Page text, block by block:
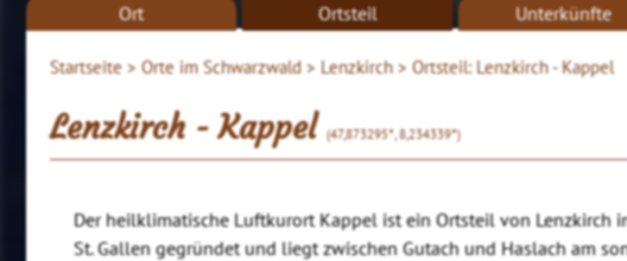
Startseite > Orte im Schwarzwald > Lenzkirch >Ortsteil: Lenzkirch - Kappel
Ort Ortsteil Unterkünfte
Lenzkirch - Kappel(47,873295°, 8,234339°)
Der heilklimatische Luftkurort Kappel ist ein Ortsteil von Lenzkirch
St. Gallen gegründet und liegt zwischen Gutach und Haslach am